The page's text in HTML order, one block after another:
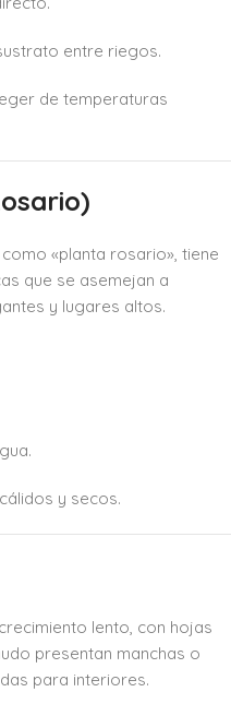
entre riegos.
de temperaturas
«planta rosario», tiene
que se asemejan a
y lugares altos.
y secos.
lento, con hojas
presentan manchas o
para interiores.